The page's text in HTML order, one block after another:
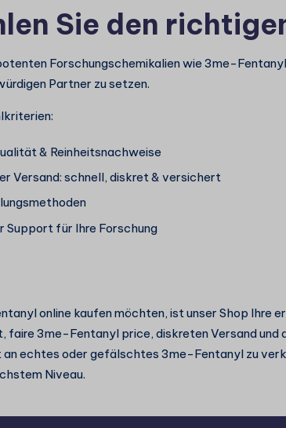
Sie den
Forschungschemikalien wie 3me-
Partner zu setzen.
& Reinheitsnachweise
Versand: schnell, diskret & versichert
Support für Ihre Forschung
online kaufen möchten, ist unser Shop Ihre
3me-Fentanyl price, diskreten Versand und
an echtes oder gefälschtes 3me-Fentanyl zu
Niveau.